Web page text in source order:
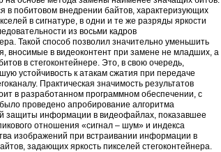
в побитовом внедрении байтов, характеризующих
в сигнатуре, в одни и те же разряды яркости
из восьми кадров
Такой способ позволил значительно уменьшить
вносимые в видеоконтент при замене не младших, а
в стегоконтейнере. Это, в свою очередь,
устойчивость к атакам сжатия при передаче
Практическая значимость результатов
в разработанном программном обеспечении, с
проведено апробирование алгоритма
защиты информации в видеофайлах, показавшее
отношения «сигнал – шум» и индекса
изображений при встраивании информации в
задающих яркость пикселей стегоконтейнера.